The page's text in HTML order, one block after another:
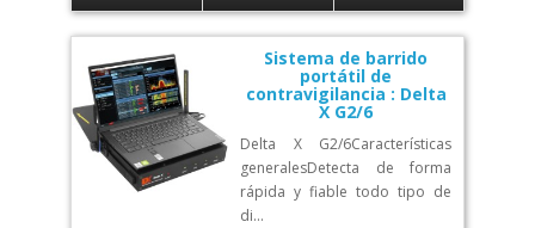
Sistema de barrido
portátil de
contravigilancia : Delta
X G2/6
Delta X G2/6Características
generalesDetecta de forma
rápida y fiable todo tipo de
di...